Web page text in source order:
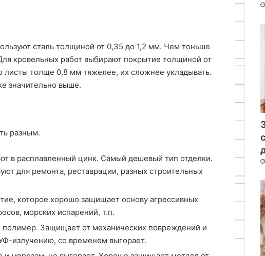
сталь толщиной от 0,35 до 1,2 мм. Чем тоньше
кровельных работ выбирают покрытие толщиной от
толще 0,8 мм тяжелее, их сложнее укладывать.
значительно выше.
разным.
в расплавленный цинк. Самый дешевый тип отделки.
для ремонта, реставрации, разных строительных
которое хорошо защищает основу агрессивных
морских испарений, т.п.
Защищает от механических повреждений и
излучению, со временем выгорает.